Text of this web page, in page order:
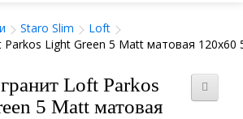
Staro Slim
Loft
Light Green 5 Matt матовая 120x60
Loft Parkos
5 Matt матовая